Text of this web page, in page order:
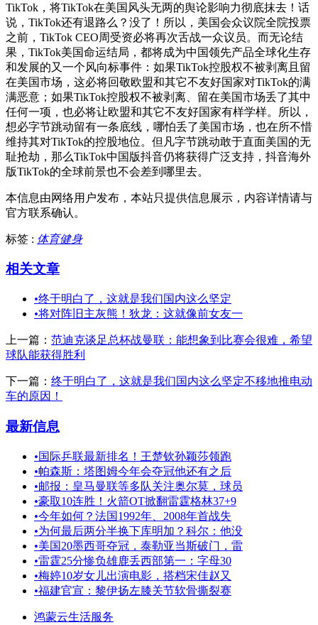
TikTok，将TikTok在美国风头无两的舆论影响力彻底抹去！话
说，TikTok还有退路么？没了！所以，美国会众议院全院投票
之前，TikTok CEO周受资必将再次舌战一众议员。而无论结
果，TikTok美国命运结局，都将成为中国领先产品全球化生存
和发展的又一个风向标事件：如果TikTok控股权不被剥离且留
在美国市场，这必将回敬欧盟和其它不友好国家对TikTok的满
满恶意；如果TikTok控股权不被剥离、留在美国市场丢了其中
任何一项，也必将让欧盟和其它不友好国家有样学样。所以，
想必字节跳动留有一条底线，哪怕丢了美国市场，也在所不惜
维持其对TikTok的控股地位。但凡字节跳动敢于直面美国的无
耻抢劫，那么TikTok中国版抖音仍将获得广泛支持，抖音海外
版TikTok的全球前景也不会差到哪里去。
本信息由网络用户发布， 本站只提供信息展示，内容详情请与
官方联系确认。
标签 : 体育健身
相关文章
•终于明白了，这就是我们国内这么坚定
•将对阵旧主灰熊！狄龙：这就像前女友一
上一篇： 范迪克谈足总杯战曼联：能想象到比赛会很难，希望
球队能获得胜利
下一篇： 终于明白了，这就是我们国内这么坚定不移地推电动
车的原因！
最新信息
•国际乒联最新排名！王楚钦孙颖莎领跑
•帕森斯：塔图姆今年会夺冠他还有之后
•邮报：皇马曼联等多队关注奥尔莫，球员
•豪取10连胜！火箭OT掀翻雷霆格林37+9
•今年如何？法国1992年、2008年首战失
•为何最后两分半换下库明加？科尔：他没
•美国20墨西哥夺冠，泰勒亚当斯破门，雷
•雷霆25分惨负雄鹿丢西部第一：字母30
•梅婷10岁女儿出演电影，搭档宋佳赵又
•福建官宣：黎伊扬左膝关节软骨撕裂赛
鸿蒙云生活服务